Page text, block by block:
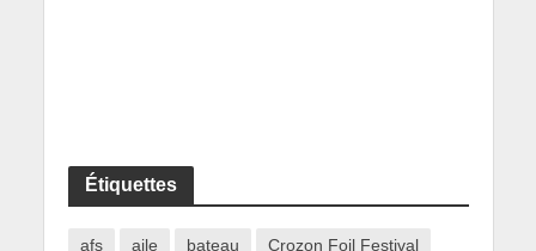
Étiquettes
afs aile bateau Crozon Foil Festival